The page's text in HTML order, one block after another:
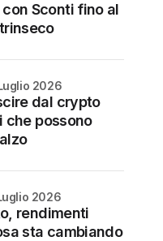
Sconti fino al
dal crypto
che possono
2026
rendimenti
sta cambiando
2026